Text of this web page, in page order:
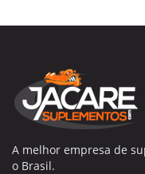
A melhor empresa de
o Brasil.